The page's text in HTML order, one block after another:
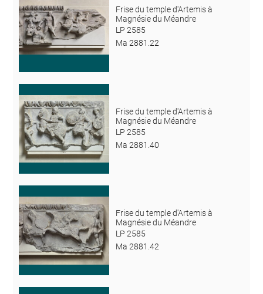
Frise du temple d'Artemis à
Magnésie du Méandre
LP 2585
Ma 2881.22
Frise du temple d'Artemis à
Magnésie du Méandre
LP 2585
Ma 2881.40
Frise du temple d'Artemis à
Magnésie du Méandre
LP 2585
Ma 2881.42